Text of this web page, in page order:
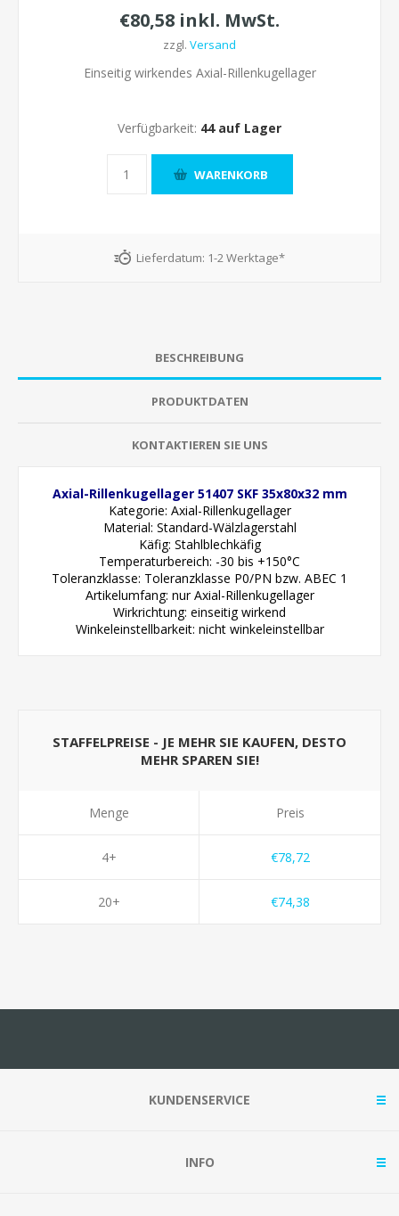
€80,58 inkl. MwSt.
zzgl. Versand
Einseitig wirkendes Axial-Rillenkugellager
Verfügbarkeit: 44 auf Lager
Lieferdatum: 1-2 Werktage*
BESCHREIBUNG
PRODUKTDATEN
KONTAKTIEREN SIE UNS
Axial-Rillenkugellager 51407 SKF 35x80x32 mm
Kategorie: Axial-Rillenkugellager
Material: Standard-Wälzlagerstahl
Käfig: Stahlblechkäfig
Temperaturbereich: -30 bis +150°C
Toleranzklasse: Toleranzklasse P0/PN bzw. ABEC 1
Artikelumfang: nur Axial-Rillenkugellager
Wirkrichtung: einseitig wirkend
Winkeleinstellbarkeit: nicht winkeleinstellbar
STAFFELPREISE - JE MEHR SIE KAUFEN, DESTO
MEHR SPAREN SIE!
Menge
4+
20+
Preis
€78,72
€74,38
KUNDENSERVICE
INFO